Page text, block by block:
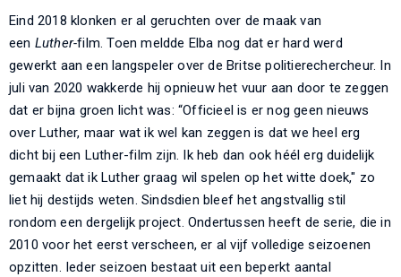
Eind 2018 klonken er al geruchten over de maak van
een Luther-film. Toen meldde Elba nog dat er hard werd
gewerkt aan een langspeler over de Britse politierechercheur. In
juli van 2020 wakkerde hij opnieuw het vuur aan door te zeggen
dat er bijna groen licht was: “Officieel is er nog geen nieuws
over Luther, maar wat ik wel kan zeggen is dat we heel erg
dicht bij een Luther-film zijn. Ik heb dan ook héél erg duidelijk
gemaakt dat ik Luther graag wil spelen op het witte doek," zo
liet hij destijds weten. Sindsdien bleef het angstvallig stil
rondom een dergelijk project. Ondertussen heeft de serie, die in
2010 voor het eerst verscheen, er al vijf volledige seizoenen
opzitten. Ieder seizoen bestaat uit een beperkt aantal